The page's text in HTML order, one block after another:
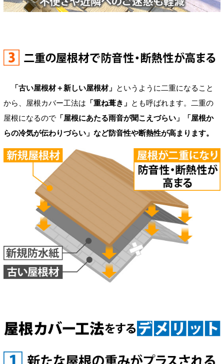
「古い屋根材＋新しい屋根材」 というように二重になること
から、屋根カバー工法は 「重ね葺き」 とも呼ばれます。二重の
屋根になるので 「屋根にあたる雨音が聞こえづらい」「屋根か
らの冷気が伝わりづらい」など防音性や断熱性が高まります。